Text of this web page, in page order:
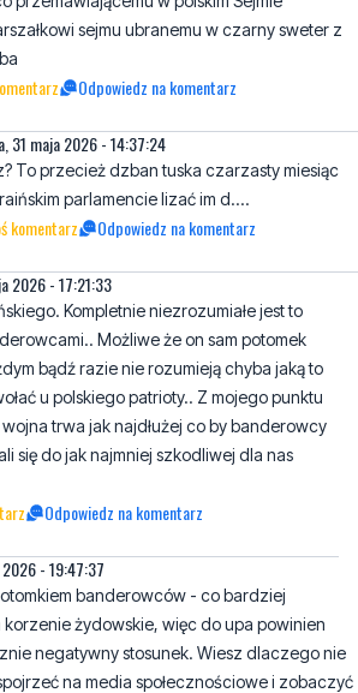
sejmu ubranemu w czarny sweter z
Odpowiedz na komentarz
31 maja 2026 - 14:37:24
To przecież dzban tuska czarzasty miesiąc
parlamencie lizać im d....
komentarz Odpowiedz na komentarz
2026 - 17:21:33
Kompletnie niezrozumiałe jest to
Możliwe że on sam potomek
bądź razie nie rozumieją chyba jaką to
u polskiego patrioty.. Z mojego punktu
trwa jak najdłużej co by banderowcy
się do jak najmniej szkodliwej dla nas
Odpowiedz na komentarz
- 19:47:37
banderowców - co bardziej
żydowskie, więc do upa powinien
negatywny stosunek. Wiesz dlaczego nie
na media społecznościowe i zobaczyć